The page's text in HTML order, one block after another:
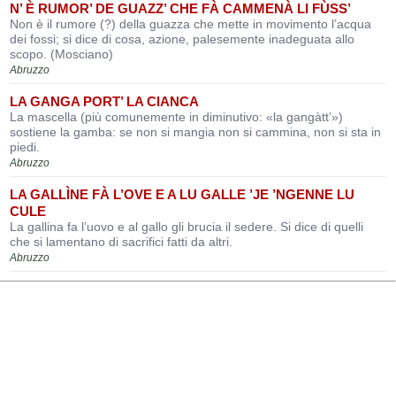
N’ È RUMOR’ DE GUAZZ’ CHE FÀ CAMMENÀ LI FÙSS’
Non è il rumore (?) della guazza che mette in movimento l’acqua
dei fossi; si dice di cosa, azione, palesemente inadeguata allo
scopo. (Mosciano)
Abruzzo
LA GANGA PORT’ LA CIANCA
La mascella (più comunemente in diminutivo: «la gangàtt’»)
sostiene la gamba: se non si mangia non si cammina, non si sta in
piedi.
Abruzzo
LA GALLÌNE FÀ L’OVE E A LU GALLE ’JE ’NGENNE LU
CULE
La gallina fa l’uovo e al gallo gli brucia il sedere. Si dice di quelli
che si lamentano di sacrifici fatti da altri.
Abruzzo